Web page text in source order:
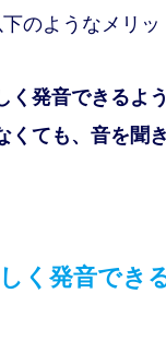
のようなメリッ
く発音できるよ
くても、音を聞
く発音でき